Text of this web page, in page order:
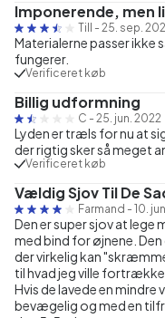
Imponerende, men
Till - 25. sep.
Materialerne passer ikke
fungerer.
Verificeret køb
Billig udformning
C - 25. jun. 2022
Lyden er træls for nu at
der rigtig sker så meget
Verificeret køb
Vældig Sjov Til De
Farmand - 10.
Den er super sjov at lege
med bind for øjnene.
der virkelig kan
til hvad jeg ville
Hvis de lavede en mindre
bevægelig og med en